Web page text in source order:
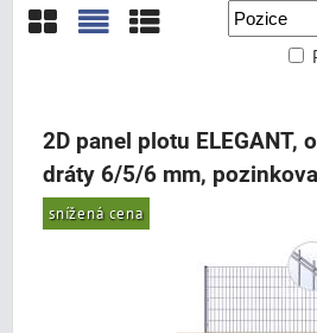
2D panel plotu ELEGANT,
dráty 6/5/6 mm,
snížená cena